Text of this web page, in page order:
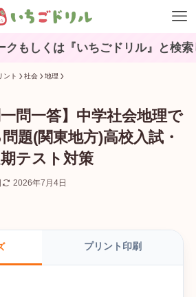
いちごドリル』と検索してね♪
ント 社会 地理
一問一答】中学社会地理で
題(関東地方)高校入試・
テスト対策
2026年7月4日
プリント印刷